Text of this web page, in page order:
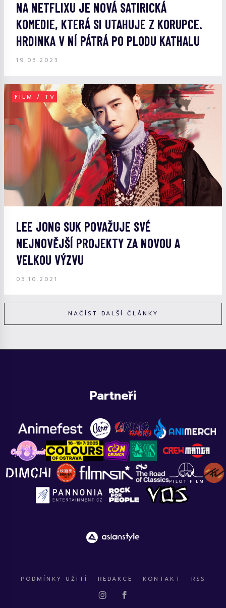
NA NETFLIXU JE NOVÁ SATIRICKÁ
KOMEDIE, KTERÁ SI UTAHUJE Z KORUPCE.
HRDINKA V NÍ PÁTRÁ PO PLODU KATHALU
19.05.2023
FILM / TV
LEE JONG SUK POVAŽUJE SVÉ
NEJNOVĚJŠÍ PROJEKTY ZA NOVOU A
VELKOU VÝZVU
05.10.2021
NAČÍST DALŠÍ ČLÁNKY
Partneři
PODMÍNKY UŽITÍ REDAKCE KONTAKT RSS